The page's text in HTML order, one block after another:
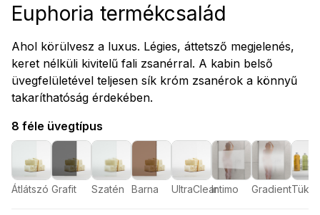
Euphoria termékcsalád
Ahol körülvesz a luxus. Légies, áttetsző megjelenés,
keret nélküli kivitelű fali zsanérral. A kabin belső
üvegfelületével teljesen sík króm zsanérok a könnyű
takaríthatóság érdekében.
8 féle üvegtípus
Átlátszó Grafit Szatén Barna UltraClearIntimo GradientTükör